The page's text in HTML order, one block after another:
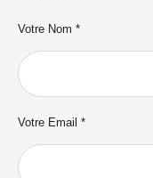
Votre Nom *
Votre Email *